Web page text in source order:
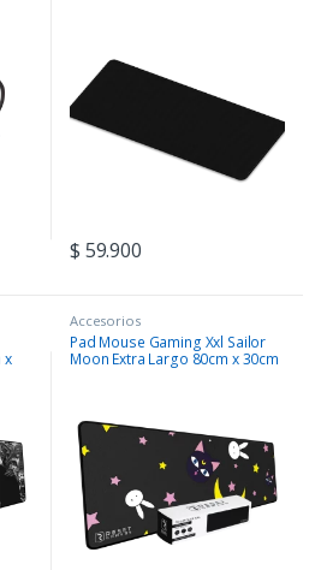
$ 59.900
x
Accesorios
Pad Mouse Gaming Xxl Sailor
Moon Extra Largo 80cm x 30cm